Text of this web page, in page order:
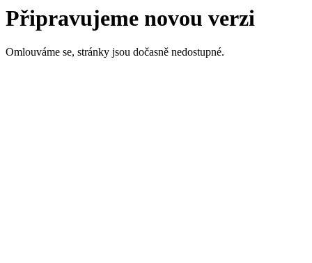
Připravujeme novou verzi
Omlouváme se, stránky jsou dočasně nedostupné.